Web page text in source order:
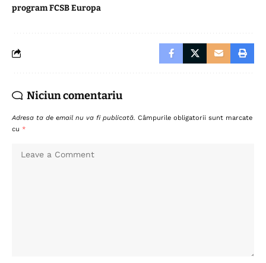
program FCSB Europa
Niciun comentariu
Adresa ta de email nu va fi publicată. Câmpurile obligatorii sunt marcate
cu *